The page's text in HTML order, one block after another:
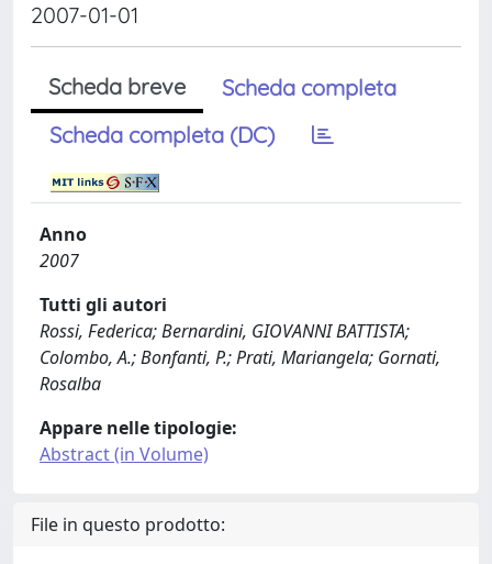
2007-01-01
Scheda breve
Scheda completa
Scheda completa (DC)
Anno
2007
Tutti gli autori
Rossi, Federica; Bernardini, GIOVANNI BATTISTA;
Colombo, A.; Bonfanti, P.; Prati, Mariangela; Gornati,
Rosalba
Appare nelle tipologie:
Abstract (in Volume)
File in questo prodotto: